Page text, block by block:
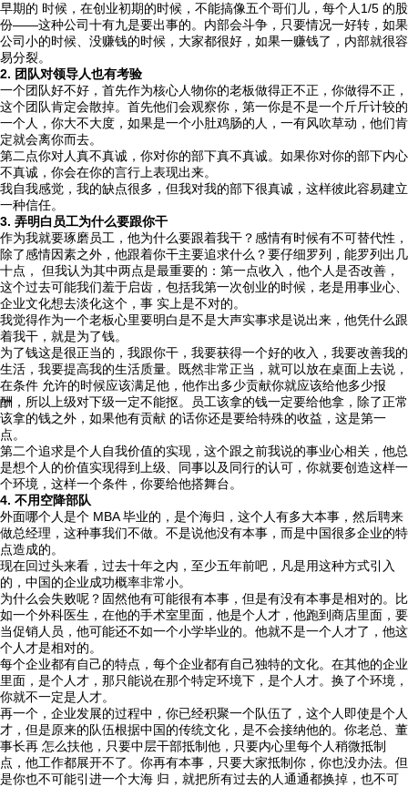
早期的 时候，在创业初期的时候，不能搞像五个哥们儿，每个人1/5 的股
份——这种公司十有九是要出事的。内部会斗争，只要情况一好转，如果
公司小的时候、没赚钱的时候，大家都很好，如果一赚钱了，内部就很容
易分裂。
2. 团队对领导人也有考验
一个团队好不好，首先作为核心人物你的老板做得正不正，你做得不正，
这个团队肯定会散掉。首先他们会观察你，第一你是不是一个斤斤计较的
一个人，你大不大度，如果是一个小肚鸡肠的人，一有风吹草动，他们肯
定就会离你而去。
第二点你对人真不真诚，你对你的部下真不真诚。如果你对你的部下内心
不真诚，你会在你的言行上表现出来。
我自我感觉，我的缺点很多，但我对我的部下很真诚，这样彼此容易建立
一种信任。
3. 弄明白员工为什么要跟你干
作为我就要琢磨员工，他为什么要跟着我干？感情有时候有不可替代性，
除了感情因素之外，他跟着你干主要追求什么？要仔细罗列，能罗列出几
十点， 但我认为其中两点是最重要的：第一点收入，他个人是否改善，
这个过去可能我们羞于启齿，包括我第一次创业的时候，老是用事业心、
企业文化想去淡化这个，事 实上是不对的。
我觉得作为一个老板心里要明白是不是大声实事求是说出来，他凭什么跟
着我干，就是为了钱。
为了钱这是很正当的，我跟你干，我要获得一个好的收入，我要改善我的
生活，我要提高我的生活质量。既然非常正当，就可以放在桌面上去说，
在条件 允许的时候应该满足他，他作出多少贡献你就应该给他多少报
酬，所以上级对下级一定不能抠。员工该拿的钱一定要给他拿，除了正常
该拿的钱之外，如果他有贡献 的话你还是要给特殊的收益，这是第一
点。
第二个追求是个人自我价值的实现，这个跟之前我说的事业心相关，他总
是想个人的价值实现得到上级、同事以及同行的认可，你就要创造这样一
个环境，这样一个条件，你要给他搭舞台。
4. 不用空降部队
外面哪个人是个 MBA 毕业的，是个海归，这个人有多大本事，然后聘来
做总经理，这种事我们不做。不是说他没有本事，而是中国很多企业的特
点造成的。
现在回过头来看，过去十年之内，至少五年前吧，凡是用这种方式引入
的，中国的企业成功概率非常小。
为什么会失败呢？固然他有可能很有本事，但是有没有本事是相对的。比
如一个外科医生，在他的手术室里面，他是个人才，他跑到商店里面，要
当促销人员，他可能还不如一个小学毕业的。他就不是一个人才了，他这
个人才是相对的。
每个企业都有自己的特点，每个企业都有自己独特的文化。在其他的企业
里面，是个人才，那只能说在那个特定环境下，是个人才。换了个环境，
你就不一定是人才。
再一个，企业发展的过程中，你已经积聚一个队伍了，这个人即使是个人
才，但是原来的队伍根据中国的传统文化，是不会接纳他的。你老总、董
事长再 怎么扶他，只要中层干部抵制他，只要内心里每个人稍微抵制
点，他工作都展开不了。你再有本事，只要大家抵制你，你也没办法。但
是你也不可能引进一个大海 归，就把所有过去的人通通都换掉，也不可